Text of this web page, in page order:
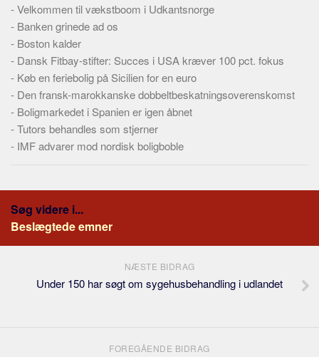
-Velkommen til vækstboom i Udkantsnorge
- Banken grinede ad os
- Boston kalder
- Dansk Fitbay-stifter: Succes i USA kræver 100 pct. fokus
- Køb en feriebolig på Sicilien for en euro
- Den fransk-marokkanske dobbeltbeskatningsoverenskomst
- Boligmarkedet i Spanien er igen åbnet
-Tutors behandles som stjerner
- IMF advarer mod nordisk boligboble
Søg videre i...
Beslægtede emner
NÆSTE BIDRAG
Under 150 har søgt om sygehusbehandling i udlandet
FOREGÅENDE BIDRAG